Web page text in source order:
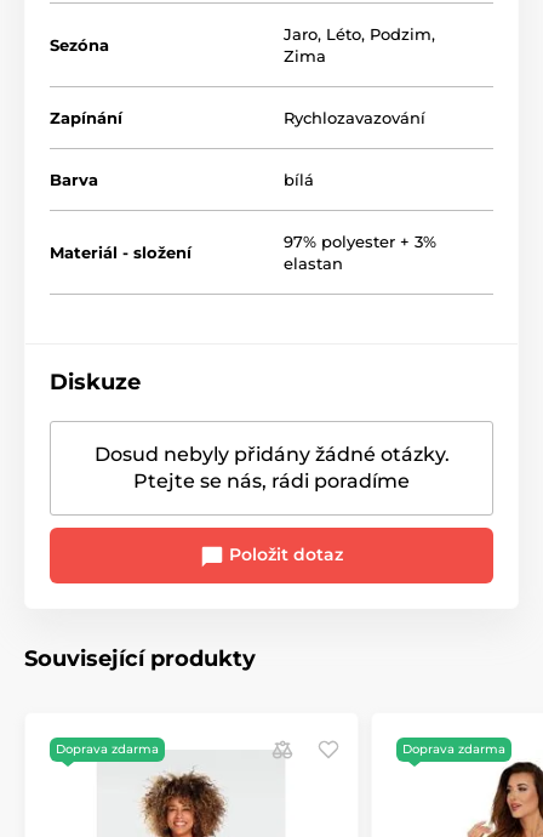
Sezóna
Jaro, Léto, Podzim,
Zima
Zapínání Rychlozavazování
Barva bílá
Materiál - složení
97% polyester + 3%
elastan
Diskuze
Dosud nebyly přidány žádné otázky.
Ptejte se nás, rádi poradíme
Položit dotaz
Související produkty
Doprava zdarma Doprava zdarma